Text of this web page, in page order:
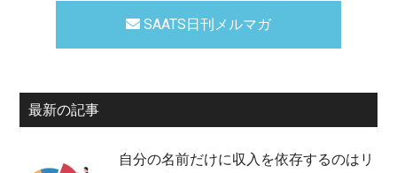
SAATS日刊メルマガ
最新の記事
自分の名前だけに収入を依存するのはリ